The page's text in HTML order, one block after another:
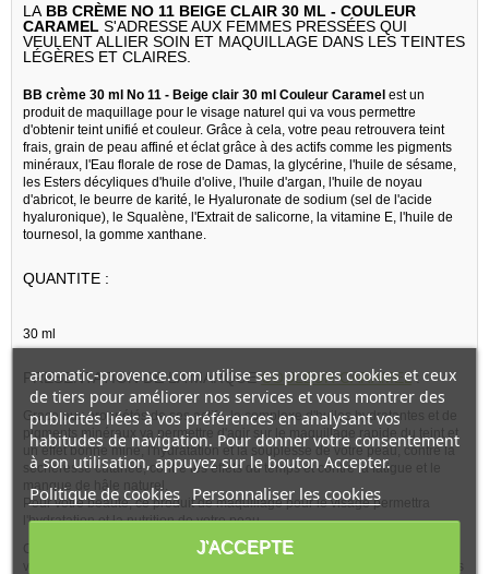
LA BB CRÈME NO 11 BEIGE CLAIR 30 ML - COULEUR
CARAMEL S'ADRESSE AUX FEMMES PRESSÉES QUI
VEULENT ALLIER SOIN ET MAQUILLAGE DANS LES TEINTES
LÉGÈRES ET CLAIRES.
BB crème 30 ml No 11 - Beige clair 30 ml Couleur Caramel est un
produit de maquillage pour le visage naturel qui va vous permettre
d'obtenir teint unifié et couleur. Grâce à cela, votre peau retrouvera teint
frais, grain de peau affiné et éclat grâce à des actifs comme les pigments
minéraux, l'Eau florale de rose de Damas, la glycérine, l'huile de sésame,
les Esters décyliques d'huile d'olive, l'huile d'argan, l'huile de noyau
d'abricot, le beurre de karité, le Hyaluronate de sodium (sel de l'acide
hyaluronique), le Squalène, l'Extrait de salicorne, la vitamine E, l'huile de
tournesol, la gomme xanthane.
QUANTITE :
30 ml
PRESENTATION DE LA MARQUECOULEUR CARAMEL:
Grace aux propriétés de ses actifs, le complexe d'huiles hydratantes et de
pigments minéraux va permettre d'agir sur le maquillage rapide du teint et
un effet bonne mine, l'hydratation et la souplesse de votre peau, contre la
sécheresse cutanée, contre les effets du temps et contre la fatigue et le
manque de hâle naturel.
Pour votre beauté, ce produit de maquillage pour le visage permettra
l'hydratation et la nutrition de votre peau.
Couleur Caramel BB crème 30 ml No 11 - Beige clair permet d'équilibrer
aromatic-provence.com utilise ses propres cookies et ceux
de tiers pour améliorer nos services et vous montrer des
publicités liées à vos préférences en analysant vos
habitudes de navigation. Pour donner votre consentement
à son utilisation, appuyez sur le bouton Accepter.
Politique de cookies Personnaliser les cookies
J'ACCEPTE